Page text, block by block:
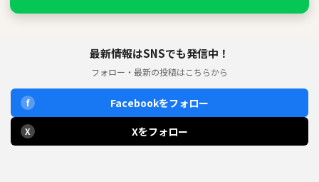
最新情報はSNSでも発信中！
フォロー・最新の投稿はこちらから
f Facebookをフォロー
X Xをフォロー